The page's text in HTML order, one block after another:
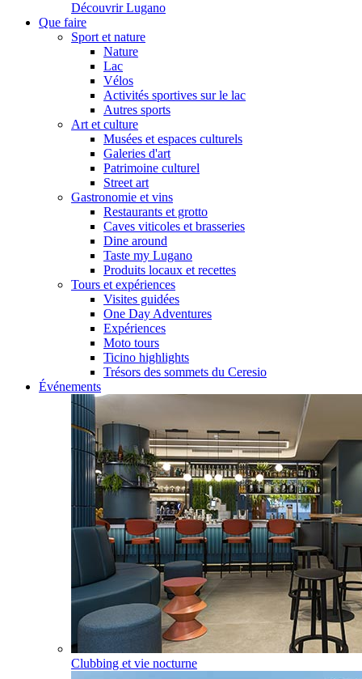
Découvrir Lugano
Que faire
Sport et nature
Nature
Lac
Vélos
Activités sportives sur le lac
Autres sports
Art et culture
Musées et espaces culturels
Galeries d'art
Patrimoine culturel
Street art
Gastronomie et vins
Restaurants et grotto
Caves viticoles et brasseries
Dine around
Taste my Lugano
Produits locaux et recettes
Tours et expériences
Visites guidées
One Day Adventures
Expériences
Moto tours
Ticino highlights
Trésors des sommets du Ceresio
Événements
Clubbing et vie nocturne